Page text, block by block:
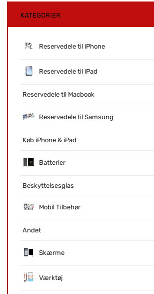
KATEGORIER
Reservedele til iPhone
Reservedele til iPad
Reservedele til Macbook
Reservedele til Samsung
Køb iPhone & iPad
Batterier
Beskyttelsesglas
Mobil Tilbehør
Andet
Skærme
Værktøj